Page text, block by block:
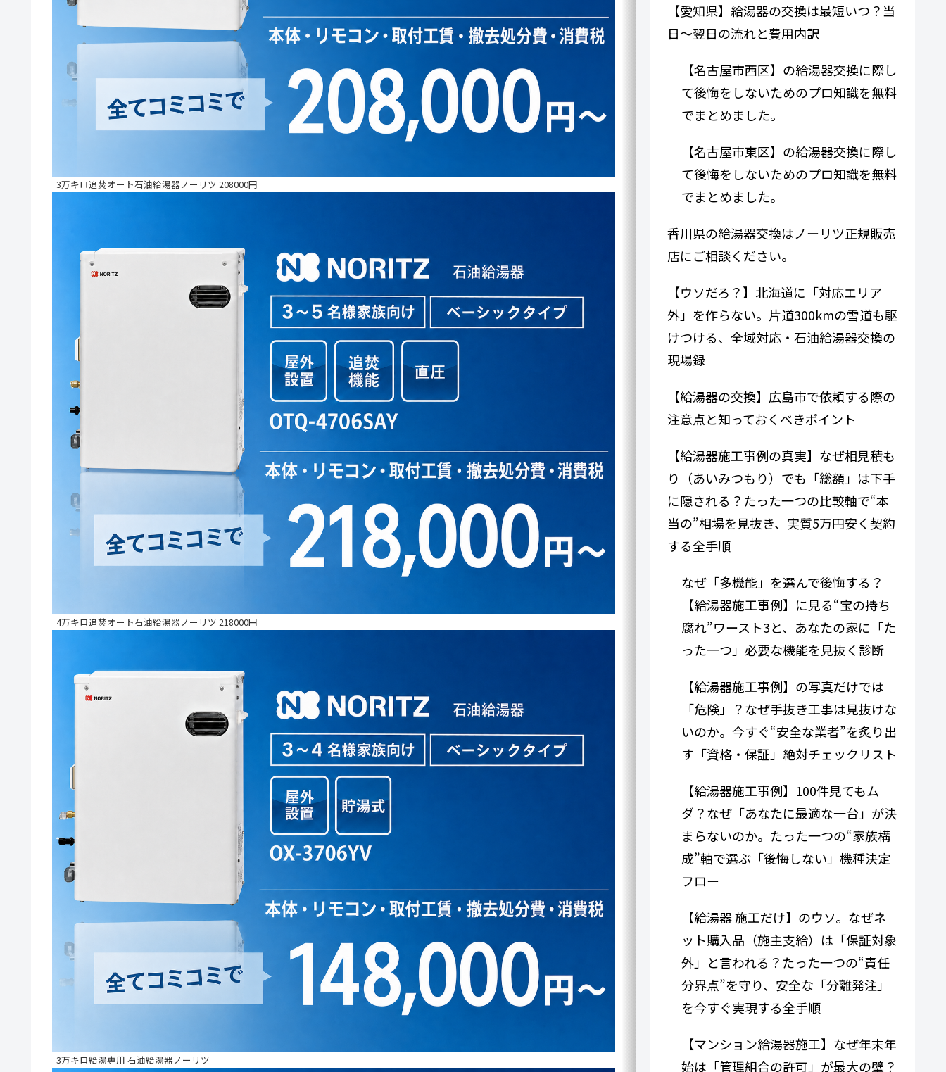
3万キロ追焚オート石油給湯器ノーリツ 208000円
4万キロ追焚オート石油給湯器ノーリツ 218000円
3万キロ給湯専用 石油給湯器ノーリツ
【愛知県】給湯器の交換は最短いつ？当
日〜翌日の流れと費用内訳
【名古屋市西区】の給湯器交換に際し
て後悔をしないためのプロ知識を無料
でまとめました。
【名古屋市東区】の給湯器交換に際し
て後悔をしないためのプロ知識を無料
でまとめました。
香川県の給湯器交換はノーリツ正規販売
店にご相談ください。
【ウソだろ？】北海道に「対応エリア
外」を作らない。片道300kmの雪道も駆
けつける、全域対応・石油給湯器交換の
現場録
【給湯器の交換】広島市で依頼する際の
注意点と知っておくべきポイント
【給湯器施工事例の真実】なぜ相見積も
り（あいみつもり）でも「総額」は下手
に隠される？たった一つの比較軸で“本
当の”相場を見抜き、実質5万円安く契約
する全手順
なぜ「多機能」を選んで後悔する？
【給湯器施工事例】に見る“宝の持ち
腐れ”ワースト3と、あなたの家に「た
った一つ」必要な機能を見抜く診断
【給湯器施工事例】の写真だけでは
「危険」？なぜ手抜き工事は見抜けな
いのか。今すぐ“安全な業者”を炙り出
す「資格・保証」絶対チェックリスト
【給湯器施工事例】100件見てもム
ダ？なぜ「あなたに最適な一台」が決
まらないのか。たった一つの“家族構
成”軸で選ぶ「後悔しない」機種決定
フロー
【給湯器 施工だけ】のウソ。なぜネ
ット購入品（施主支給）は「保証対象
外」と言われる？たった一つの“責任
分界点”を守り、安全な「分離発注」
を今すぐ実現する全手順
【マンション給湯器施工】なぜ年末年
始は「管理組合の許可」が最大の壁？